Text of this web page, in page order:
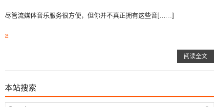
尽管流媒体音乐服务很方便，但你并不真正拥有这些音[……]
»
阅读全文
本站搜索